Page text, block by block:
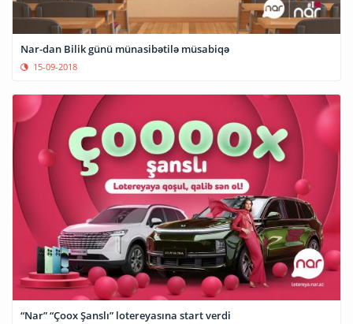
Nar-dan Bilik günü münasibətilə müsabiqə
15-09-2018
“Nar” “Çoox Şanslı” lotereyasına start verdi